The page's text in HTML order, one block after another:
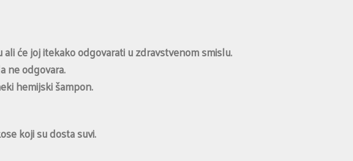
će joj itekako odgovarati u zdravstvenom smislu.
ne odgovara.
hemijski šampon.
koji su dosta suvi.